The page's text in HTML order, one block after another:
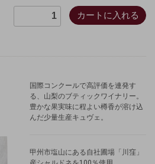
カートに入れる
国際コンクールで高評価を連発す
る、山梨のブティックワイナリー。
豊かな果実味に程よい樽香が溶け込
んだ少量生産キュヴェ。
甲州市塩山にある自社圃場「川窪」